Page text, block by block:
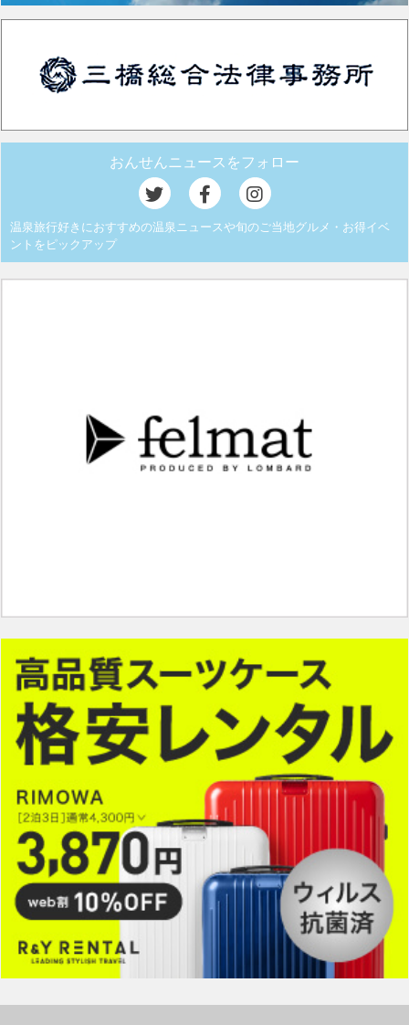
おんせんニュースをフォロー
温泉旅行好きにおすすめの温泉ニュースや旬のご当地グルメ・お得イベ
ントをピックアップ